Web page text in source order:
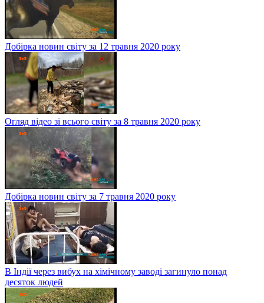
Добірка новин світу за 12 травня 2020 року
Огляд відео зі всього світу за 8 травня 2020 року
Добірка новин світу за 7 травня 2020 року
В Індії через вибух на хімічному заводі загинуло понад
десяток людей